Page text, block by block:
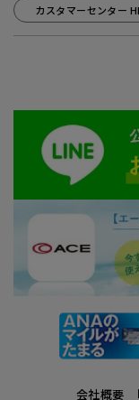
カスタマーセンター
会社概要